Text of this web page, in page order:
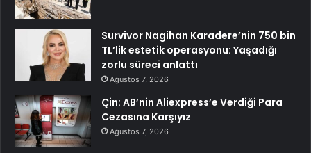
Survivor Nagihan Karadere’nin 750 bin
TL’lik estetik operasyonu: Yaşadığı
zorlu süreci anlattı
Ağustos 7, 2026
Çin: AB’nin Aliexpress’e Verdiği Para
Cezasına Karşıyız
Ağustos 7, 2026